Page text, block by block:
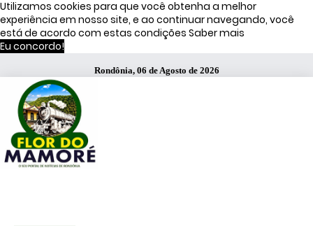
Utilizamos cookies para que você obtenha a melhor
experiência em nosso site, e ao continuar navegando, você
está de acordo com estas condições Saber mais
Eu concordo!
Rondônia, 06 de Agosto de 2026